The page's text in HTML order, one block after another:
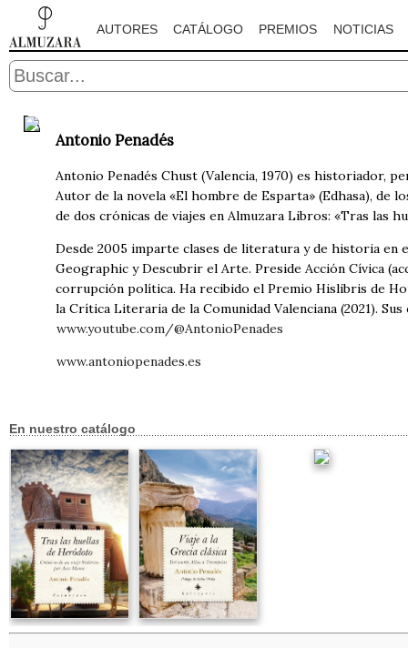
AUTORES CATÁLOGO PREMIOS NOTICIAS
Antonio Penadés
Antonio Penadés Chust (Valencia, 1970) es historiador,
Autor de la novela «El hombre de Esparta» (Edhasa), de
de dos crónicas de viajes en Almuzara Libros: «Tras las
Desde 2005 imparte clases de literatura y de historia en
Geographic y Descubrir el Arte. Preside Acción Cívica
corrupción política. Ha recibido el Premio Hislibris de
la Crítica Literaria de la Comunidad Valenciana (2021).
www.youtube.com/@AntonioPenades
www.antoniopenades.es
En nuestro catálogo